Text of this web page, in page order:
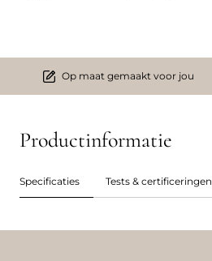
Op maat gemaakt voor jou
Productinformatie
Specificaties Tests & certificeringen